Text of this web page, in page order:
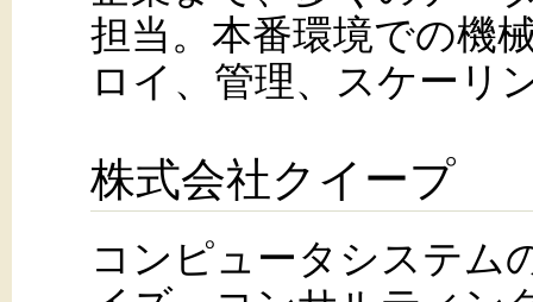
担当。本番環境での機
ロイ、管理、スケーリ
株式会社クイープ
コンピュータシステム